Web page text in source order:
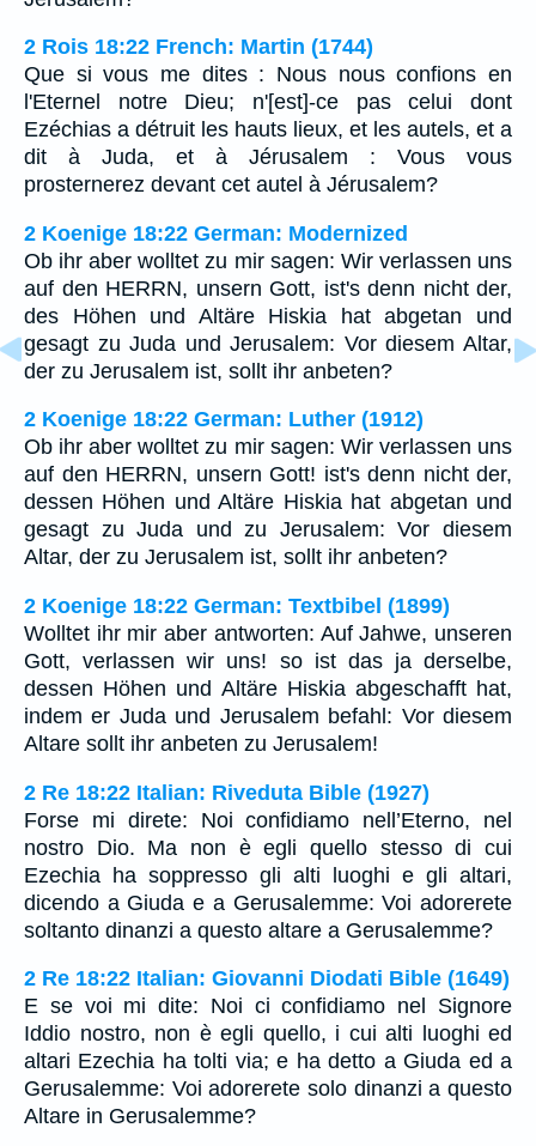
2 Rois 18:22 French: Martin (1744)
Que si vous me dites : Nous nous confions en
l'Eternel notre Dieu; n'[est]-ce pas celui dont
Ezéchias a détruit les hauts lieux, et les autels, et a
dit à Juda, et à Jérusalem : Vous vous
prosternerez devant cet autel à Jérusalem?
2 Koenige 18:22 German: Modernized
Ob ihr aber wolltet zu mir sagen: Wir verlassen uns
auf den HERRN, unsern Gott, ist's denn nicht der,
des Höhen und Altäre Hiskia hat abgetan und
gesagt zu Juda und Jerusalem: Vor diesem Altar,
der zu Jerusalem ist, sollt ihr anbeten?
2 Koenige 18:22 German: Luther (1912)
Ob ihr aber wolltet zu mir sagen: Wir verlassen uns
auf den HERRN, unsern Gott! ist's denn nicht der,
dessen Höhen und Altäre Hiskia hat abgetan und
gesagt zu Juda und zu Jerusalem: Vor diesem
Altar, der zu Jerusalem ist, sollt ihr anbeten?
2 Koenige 18:22 German: Textbibel (1899)
Wolltet ihr mir aber antworten: Auf Jahwe, unseren
Gott, verlassen wir uns! so ist das ja derselbe,
dessen Höhen und Altäre Hiskia abgeschafft hat,
indem er Juda und Jerusalem befahl: Vor diesem
Altare sollt ihr anbeten zu Jerusalem!
2 Re 18:22 Italian: Riveduta Bible (1927)
Forse mi direte: Noi confidiamo nell’Eterno, nel
nostro Dio. Ma non è egli quello stesso di cui
Ezechia ha soppresso gli alti luoghi e gli altari,
dicendo a Giuda e a Gerusalemme: Voi adorerete
soltanto dinanzi a questo altare a Gerusalemme?
2 Re 18:22 Italian: Giovanni Diodati Bible (1649)
E se voi mi dite: Noi ci confidiamo nel Signore
Iddio nostro, non è egli quello, i cui alti luoghi ed
altari Ezechia ha tolti via; e ha detto a Giuda ed a
Gerusalemme: Voi adorerete solo dinanzi a questo
Altare in Gerusalemme?